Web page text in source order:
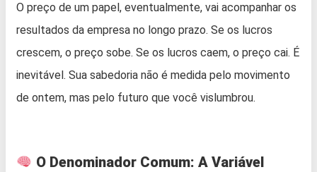
O preço de um papel, eventualmente, vai acompanhar os
resultados da empresa no longo prazo. Se os lucros
crescem, o preço sobe. Se os lucros caem, o preço cai. É
inevitável. Sua sabedoria não é medida pelo movimento
de ontem, mas pelo futuro que você vislumbrou.
O Denominador Comum: A Variável